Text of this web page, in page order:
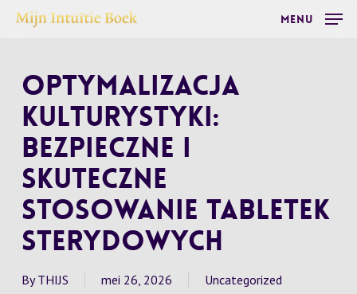
Skip
content
Menu
Optymalizacja
kulturystyki:
Bezpieczne i
skuteczne
stosowanie tabletek
sterydowych
By THIJS mei 26, 2026 Uncategorized